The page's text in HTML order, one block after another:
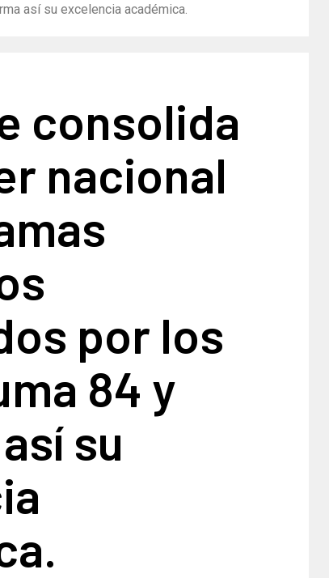
así su excelencia académica.
consolida
nacional
por los
84 y
su